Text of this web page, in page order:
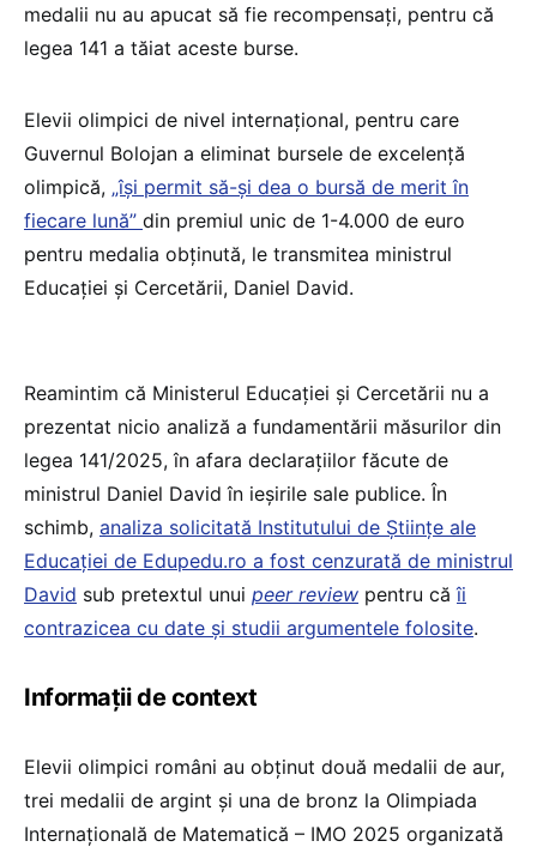
medalii nu au apucat să fie recompensați, pentru că
legea 141 a tăiat aceste burse.
Elevii olimpici de nivel internațional, pentru care
Guvernul Bolojan a eliminat bursele de excelență
olimpică, „își permit să-și dea o bursă de merit în
fiecare lună” din premiul unic de 1-4.000 de euro
pentru medalia obținută, le transmitea ministrul
Educației și Cercetării, Daniel David.
Reamintim că Ministerul Educației și Cercetării nu a
prezentat nicio analiză a fundamentării măsurilor din
legea 141/2025, în afara declarațiilor făcute de
ministrul Daniel David în ieșirile sale publice. În
schimb, analiza solicitată Institutului de Științe ale
Educației de Edupedu.ro a fost cenzurată de ministrul
David sub pretextul unui peer review pentru căîi
contrazicea cu date și studii argumentele folosite.
Informații de context
Elevii olimpici români au obținut două medalii de aur,
trei medalii de argint și una de bronz la Olimpiada
Internațională de Matematică – IMO 2025 organizată